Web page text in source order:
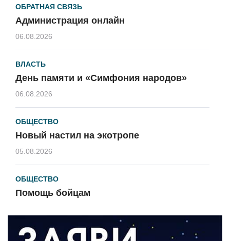
ОБРАТНАЯ СВЯЗЬ
Администрация онлайн
06.08.2026
ВЛАСТЬ
День памяти и «Симфония народов»
06.08.2026
ОБЩЕСТВО
Новый настил на экотропе
05.08.2026
ОБЩЕСТВО
Помощь бойцам
ВЛАСТЬ